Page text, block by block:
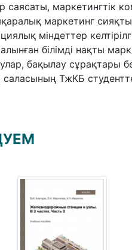
саясаты, маркетингтік
маркетинг
міндеттер
білімді нақты
бақылау сұрақтары
ТжКБ